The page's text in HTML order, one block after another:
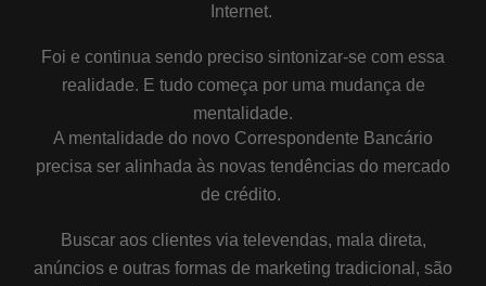
Internet.
Foi e continua sendo preciso sintonizar-se com essa
realidade. E tudo começa por uma mudança de
mentalidade.
A mentalidade do novo Correspondente Bancário
precisa ser alinhada às novas tendências do mercado
de crédito.
Buscar aos clientes via televendas, mala direta,
anúncios e outras formas de marketing tradicional, são